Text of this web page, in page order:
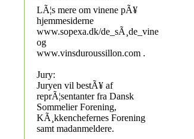
LÃ¦s mere om vinene pÃ¥
hjemmesiderne
www.sopexa.dk/de_sÃ¸de_vine
og
www.vinsduroussillon.com .
Jury:
Juryen vil bestÃ¥ af
reprÃ¦sentanter fra Dansk
Sommelier Forening,
KÃ¸kkenchefernes Forening
samt madanmeldere.